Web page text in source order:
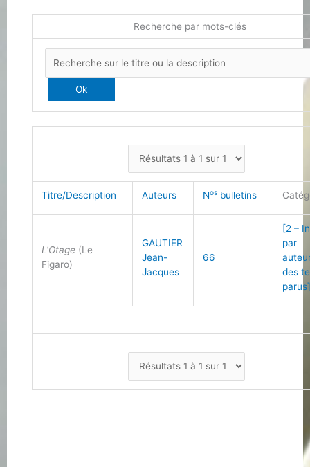
Recherche par mots-clés
Titre/Description Auteurs Nos bulletins
L’Otage (Le
Figaro)
GAUTIER
Jean-
Jacques
66
[2 –
par
des